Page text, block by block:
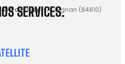
Vaucluse-Aubignan (84810)
SERVICES.